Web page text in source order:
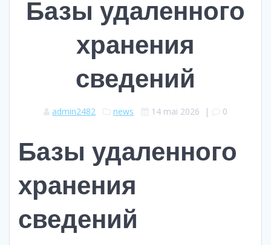
Базы удаленного
хранения
сведений
admin2482 news 14 mai 2026 | 0
Базы удаленного
хранения
сведений